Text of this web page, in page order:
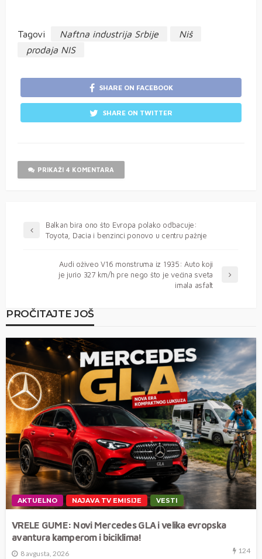
Tagovi Naftna industrija Srbije
Niš
prodaja NIS
SHARE ON FACEBOOK
SHARE ON TWITTER
PRIKAŽI 4 KOMENTARA
Balkan bira ono što Evropa polako odbacuje:
Toyota, Dacia i benzinci ponovo u centru pažnje
Audi oživeo V16 monstruma iz 1935: Auto koji
je jurio 327 km/h pre nego što je većina sveta
imala asfalt
PROČITAJTE JOŠ
AKTUELNO NAJAVA TV EMISIJE VESTI
VRELE GUME: Novi Mercedes GLA i velika evropska
avantura kamperom i biciklima!
8 avgusta, 2026 124